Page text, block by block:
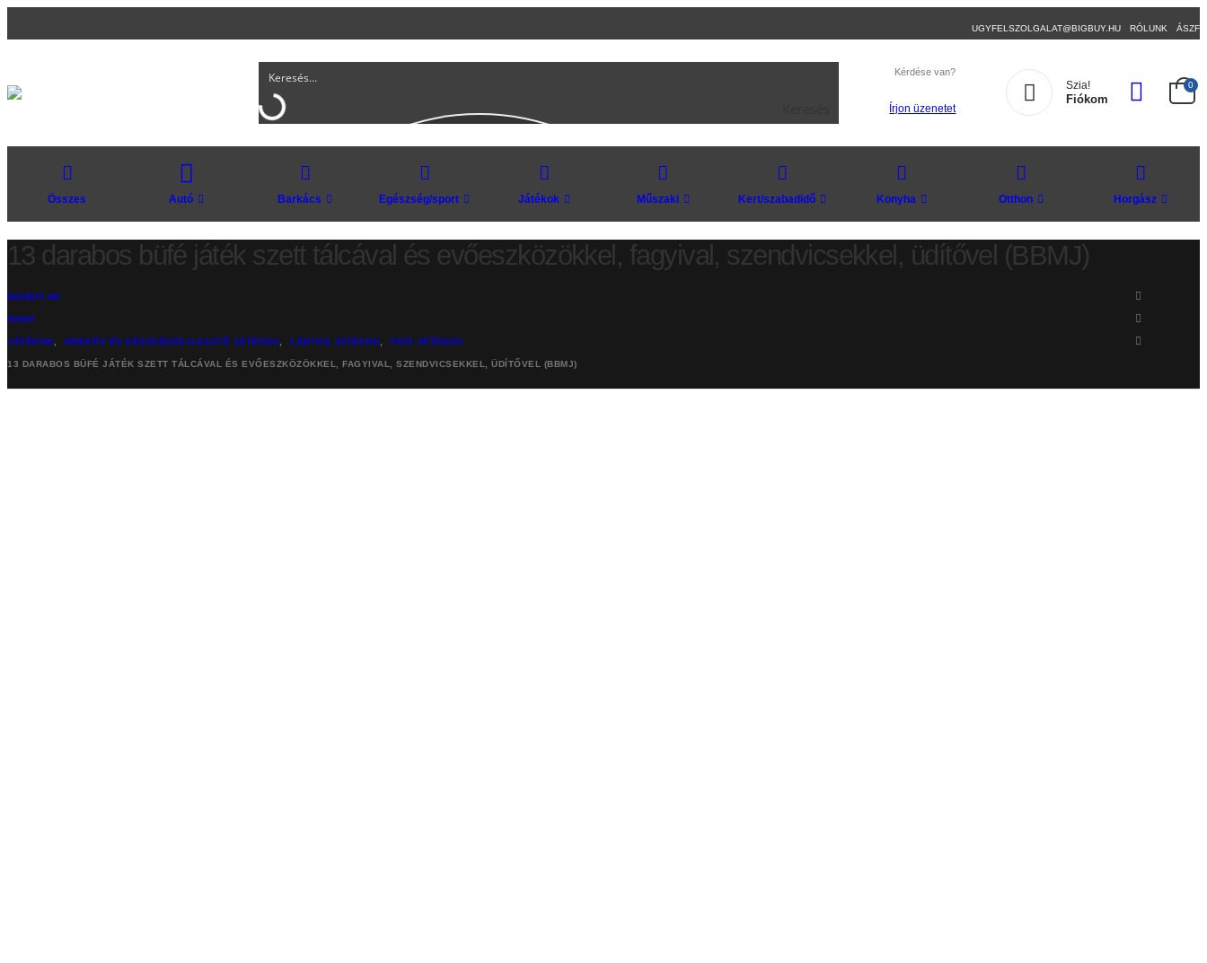
UGYFELSZOLGALAT@BIGBUY.HU RÓLUNK ÁSZF
Kérdése van?
Írjon üzenetet
Szia!
Fiókom
0
Összes Autó Barkács Egészség/sport Játékok Műszaki Kert/szabadidő Konyha Otthon Horgász
13 darabos büfé játék szett tálcával és evőeszközökkel, fagyival, szendvicsekkel, üdítővel (BBMJ)
BIGBUY.HU
SHOP
JÁTÉKOK KREATÍV ÉS KÉSZSÉGFEJLESZTŐ JÁTÉKOK LÁNYOS JÁTÉKOK FIÚS JÁTÉKOK
13 DARABOS BÜFÉ JÁTÉK SZETT TÁLCÁVAL ÉS EVŐESZKÖZÖKKEL, FAGYIVAL, SZENDVICSEKKEL, ÜDÍTŐVEL (BBMJ)